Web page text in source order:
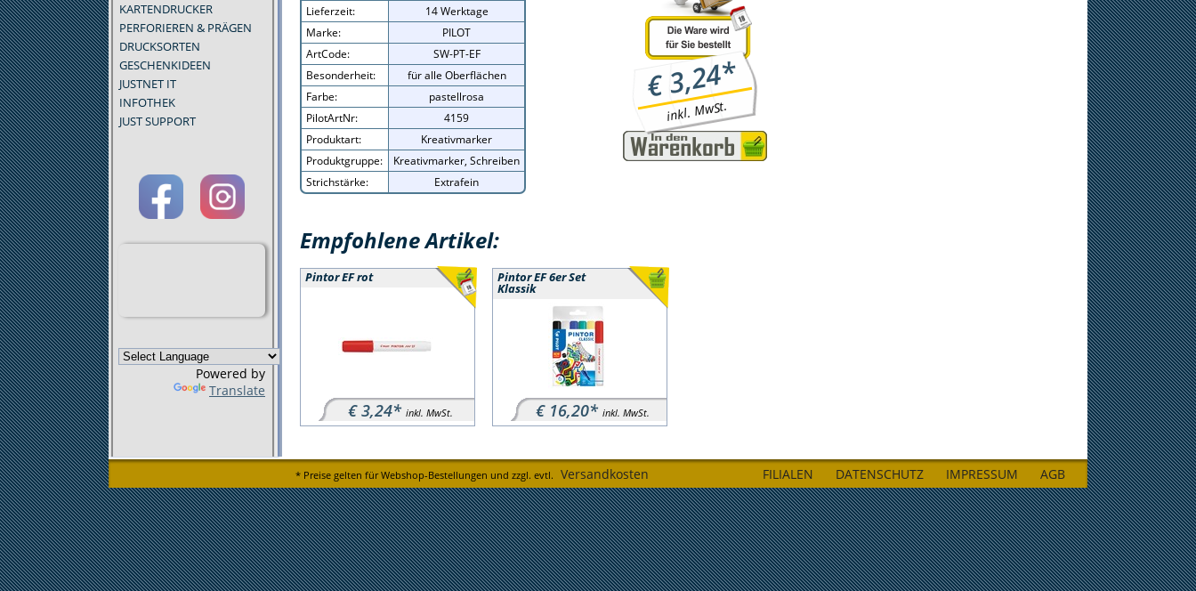
KARTENDRUCKER
PERFORIEREN & PRÄGEN
DRUCKSORTEN
GESCHENKIDEEN
JUSTNET IT
INFOTHEK
JUST SUPPORT
Powered by
Translate
€3,24*
inkl. MwSt.
Lieferzeit:
14 Werktage
Marke:
PILOT
ArtCode:
SW-PT-EF
Besonderheit:
für alle Oberflächen
Farbe:
pastellrosa
PilotArtNr:
4159
Produktart:
Kreativmarker
Produktgruppe:
Kreativmarker, Schreiben
Strichstärke:
Extrafein
Empfohlene Artikel:
Pintor EF rot
€ 3,24* inkl. MwSt.
Pintor EF 6er Set
Klassik
€ 16,20* inkl. MwSt.
* Preise gelten für Webshop-Bestellungen und zzgl. evtl. Versandkosten AGB
IMPRESSUM
DATENSCHUTZ
FILIALEN